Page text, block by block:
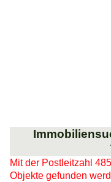
Mit der Postleitzahl
Objekte gefunden